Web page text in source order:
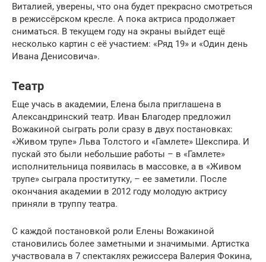
Виталией, уверены, что она будет прекрасно смотреться
в режиссёрском кресле. А пока актриса продолжает
сниматься. В текущем году на экраны выйдет ещё
несколько картин с её участием: «Ряд 19» и «Один день
Ивана Денисовича».
Театр
Еще учась в академии, Елена была приглашена в
Александринский театр. Иван Благодер предложил
Вожакиной сыграть роли сразу в двух постановках:
«Живом трупе» Льва Толстого и «Гамлете» Шекспира. И
пускай это были небольшие работы – в «Гамлете»
исполнительница появилась в массовке, а в «Живом
трупе» сыграла проститутку, – ее заметили. После
окончания академии в 2012 году молодую актрису
приняли в труппу театра.
С каждой постановкой роли Елены Вожакиной
становились более заметными и значимыми. Артистка
участвовала в 7 спектаклях режиссера Валерия Фокина,